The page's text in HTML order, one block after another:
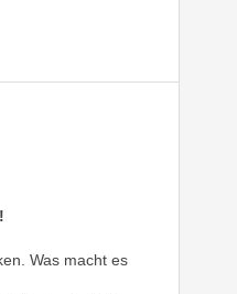
Was macht es